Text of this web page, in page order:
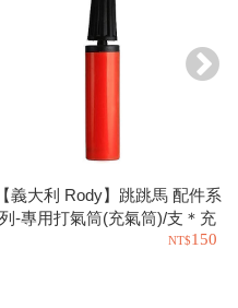
【義大利 Rody】跳跳馬 配件系
列-專用打氣筒(充氣筒)/支＊充
氣工具.充氣球.玩具也可以使用
150